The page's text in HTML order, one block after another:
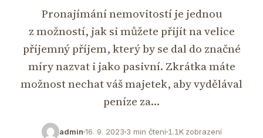
Pronajímání nemovitostí je jednou
z možností, jak si můžete přijít na velice
příjemný příjem, který by se dal do značné
míry nazvat i jako pasivní. Zkrátka máte
možnost nechat váš majetek, aby vydělával
peníze za…
admin 16. 9. 2023 3 min čtení1.1K zobrazení